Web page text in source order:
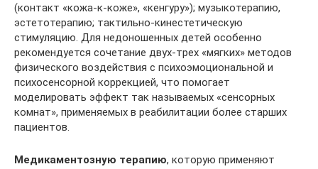
(контакт «кожа-к-коже», «кенгуру»); музыкотерапию,
эстетотерапию; тактильно-кинестетическую
стимуляцию. Для недоношенных детей особенно
рекомендуется сочетание двух-трех «мягких» методов
физического воздействия с психоэмоциональной и
психосенсорной коррекцией, что помогает
моделировать эффект так называемых «сенсорных
комнат», применяемых в реабилитации более старших
пациентов.
Медикаментозную терапию, которую применяют